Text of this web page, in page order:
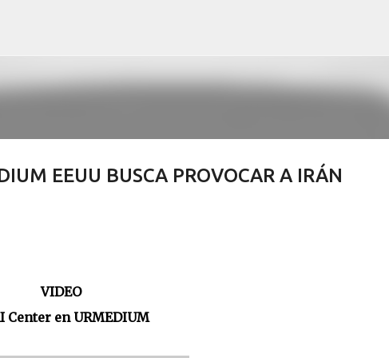
EEUU BUSCA PROVOCAR A IRÁN
VIDEO
Center en URMEDIUM